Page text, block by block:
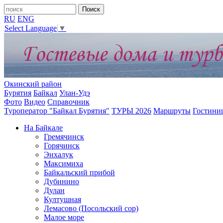
RU ENG
Select Language ▼
Окинский район
Бурятия Байкал Улан-Удэ
Фото Видео Справочник
Туроператор "Байкал Бурятия" ТУРЫ 2026 Маршруты
На Байкале
Гремячинск
Горячинск
Энхалук
Максимиха
Байкальский прибой
Дубинино
Дулан
Култушная
Лемасово (Посольский сор)
Малое море